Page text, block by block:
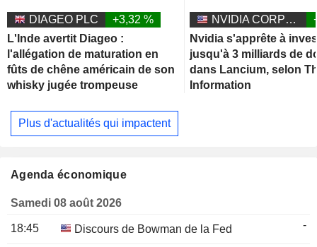
DIAGEO PLC
+3,32 %
L'Inde avertit Diageo :
l'allégation de maturation en
fûts de chêne américain de son
whisky jugée trompeuse
NVIDIA CORPORATION
Nvidia s'apprête à
jusqu'à 3 milliards de
dans Lancium, selon
Information
Plus d'actualités qui impactent
Agenda économique
Samedi 08 août 2026
18:45 Discours de Bowman de la Fed -